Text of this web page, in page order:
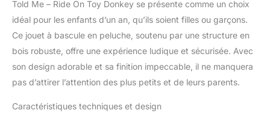
préféré de votre tout-
petit. Confort : le siège
rembourré incurvé en
peluche est spécialement
conçu pour offrir confort
et soutien aux tout-
petits pour s'asseoir et
profiter tout en
Told Me – Ride On Toy Donkey se présente comme un choix
idéal pour les enfants d’un an, qu’ils soient filles ou garçons.
Ce jouet à bascule en peluche, soutenu par une structure en
bois robuste, offre une expérience ludique et sécurisée. Avec
son design adorable et sa finition impeccable, il ne manquera
pas d’attirer l’attention des plus petits et de leurs parents.
Caractéristiques techniques et design